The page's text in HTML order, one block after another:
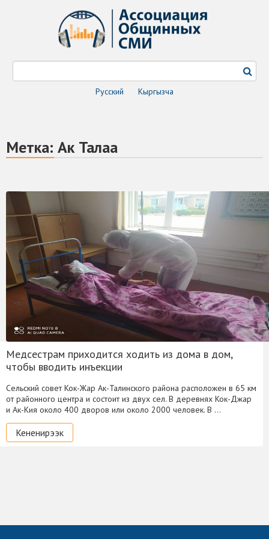
Русский Кыргызча
Метка: Ак Талаа
Медсестрам приходится ходить из дома в дом,
чтобы вводить инъекции
Сельский совет Кок-Жар Ак-Талинского района расположен в 65 км
от районного центра и состоит из двух сел. В деревнях Кок-Джар
и Ак-Кия около 400 дворов или около 2000 человек. В …
Кененирээк